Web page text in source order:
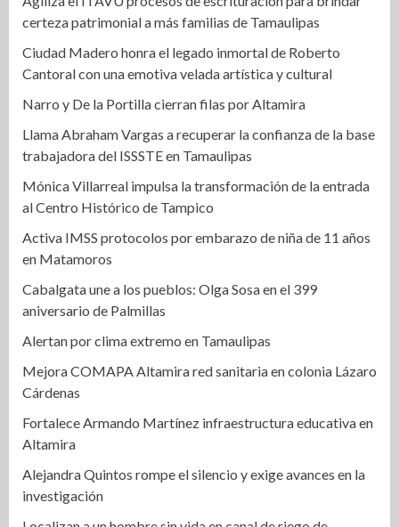
certeza patrimonial a más familias de Tamaulipas
Ciudad Madero honra el legado inmortal de Roberto
Cantoral con una emotiva velada artística y cultural
Narro y De la Portilla cierran filas por Altamira
Llama Abraham Vargas a recuperar la confianza de la base
trabajadora del ISSSTE en Tamaulipas
Mónica Villarreal impulsa la transformación de la entrada
al Centro Histórico de Tampico
Activa IMSS protocolos por embarazo de niña de 11 años
en Matamoros
Cabalgata une a los pueblos: Olga Sosa en el 399
aniversario de Palmillas
Alertan por clima extremo en Tamaulipas
Mejora COMAPA Altamira red sanitaria en colonia Lázaro
Cárdenas
Fortalece Armando Martínez infraestructura educativa en
Altamira
Alejandra Quintos rompe el silencio y exige avances en la
investigación